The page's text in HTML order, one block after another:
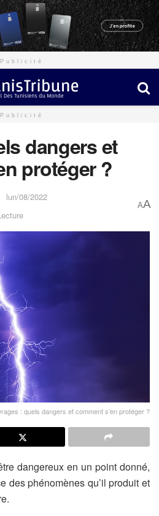
Publicité
Publicité
dangers et
protéger ?
lun/08/2022
AA
: quels dangers et comment s’en protéger ?
dangereux en un point donné,
des phénomènes qu’il produit et